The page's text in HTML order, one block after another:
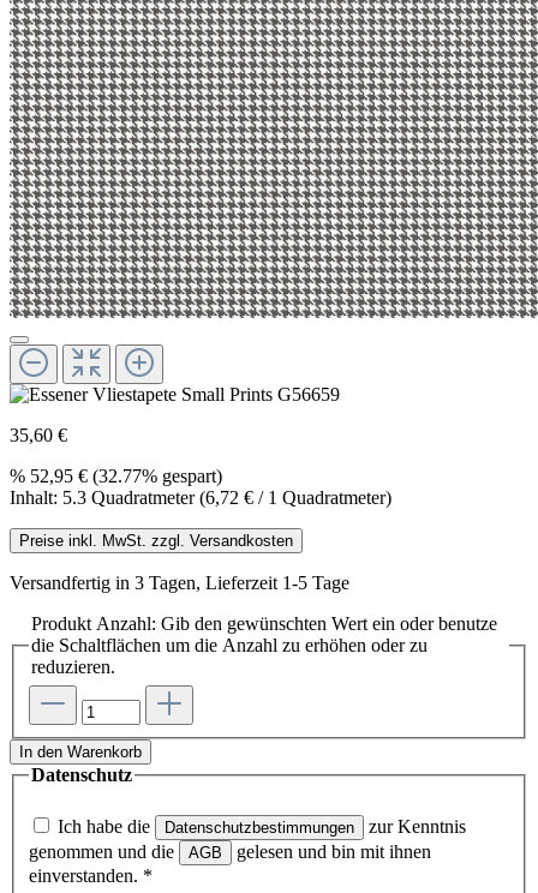
35,60 €
% 52,95 € (32.77% gespart)
Inhalt: 5.3 Quadratmeter(6,72 € / 1 Quadratmeter)
Preise inkl. MwSt. zzgl. Versandkosten
Versandfertig in 3 Tagen, Lieferzeit 1-5 Tage
Produkt Anzahl: Gib den gewünschten Wert ein oder benutze
die Schaltflächen um die Anzahl zu erhöhen oder zu
reduzieren.
In den Warenkorb
Datenschutz
Ich habe die Datenschutzbestimmungen
zur Kenntnis
genommen und die
AGB
gelesen und bin mit ihnen
einverstanden. *